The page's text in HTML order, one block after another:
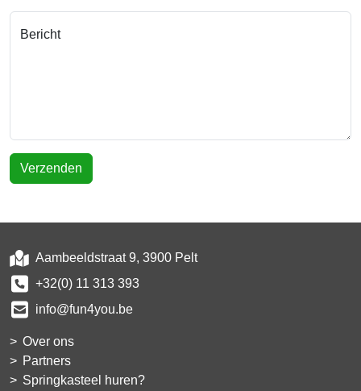
Bericht
Verzenden
Aambeeldstraat 9, 3900 Pelt
+32(0) 11 313 393
info@fun4you.be
Over ons
Partners
Springkasteel huren?